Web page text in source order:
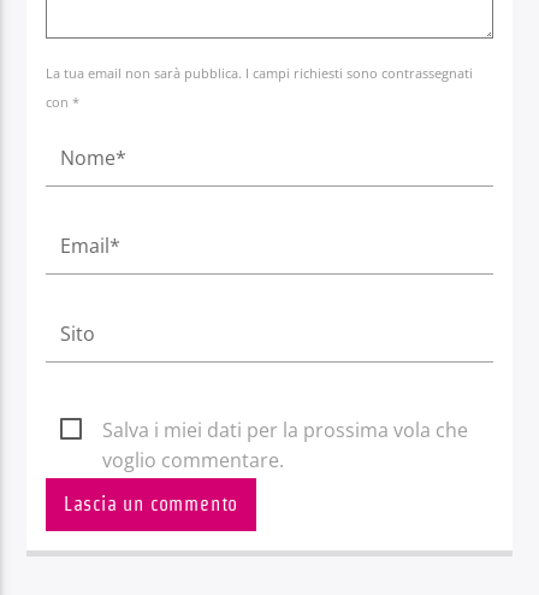
La tua email non sarà pubblica. I campi richiesti sono contrassegnati
con *
Salva i miei dati per la prossima vola che
voglio commentare.